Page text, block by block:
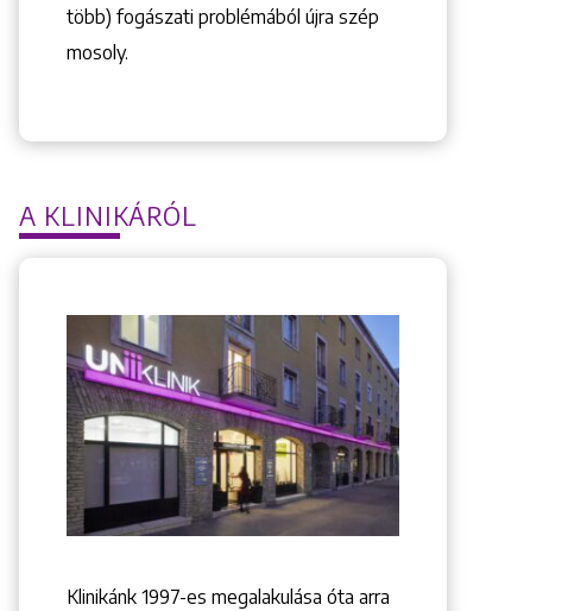
több) fogászati problémából újra szép
mosoly.
A KLINIKÁRÓL
Klinikánk 1997-­es megalakulása óta arra